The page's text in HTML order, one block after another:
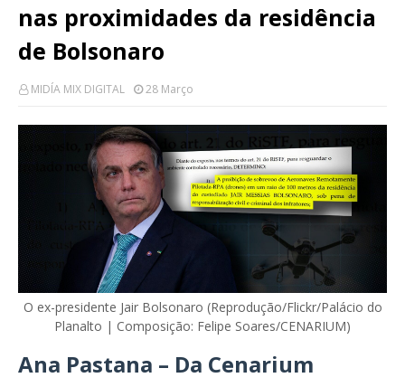
nas proximidades da residência
de Bolsonaro
MIDÍA MIX DIGITAL 28 Março
O ex-presidente Jair Bolsonaro (Reprodução/Flickr/Palácio do
Planalto | Composição: Felipe Soares/CENARIUM)
Ana Pastana – Da Cenarium